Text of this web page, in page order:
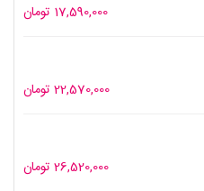
17,590,000 تومان
22,570,000 تومان
26,520,000 تومان